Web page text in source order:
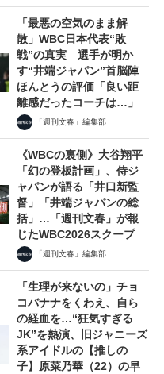
「最悪の空気のまま解
散」WBC日本代表“敗
戦”の真実 選手が明か
す“井端ジャパン”首脳陣
ほんとうの評価「良い距
離感だったコーチは…」
「週刊文春」編集部
《WBCの裏側》大谷翔平
「幻の登板計画」、侍ジ
ャパンが語る「井口新監
督」「井端ジャパンの総
括」…「週刊文春」が報
じたWBC2026スクープ
「週刊文春」編集部
「生理が来ないの」チョ
コバナナをくわえ、自ら
の経血を…“狂気すぎる
JK”を熱演、旧ジャニーズ
系アイドルの【推しの
子】原菜乃華（22）の早